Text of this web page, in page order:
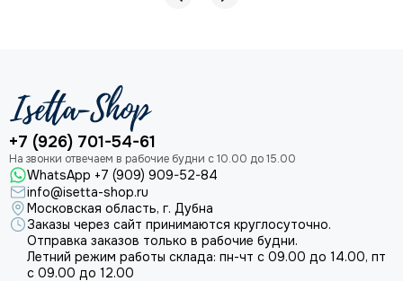
+7 (926) 701-54-61
WhatsApp +7 (909) 909-52-84
info@isetta-shop.ru
Московская область, г. Дубна
Заказы через сайт принимаются круглосуточно.
Отправка заказов только в рабочие будни.
Летний режим работы склада: пн-чт с 09.00 до 14.00, пт
с 09.00 до 12.00